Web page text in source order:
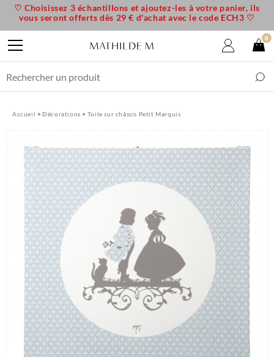
Accueil Décorations Toile sur châssis Petit Marquis
♡ Choisissez 3 échantillons et ajoutez-les à votre panier, ils
vous seront offerts dès 29 € d'achat avec le code ECH3 ♡
0